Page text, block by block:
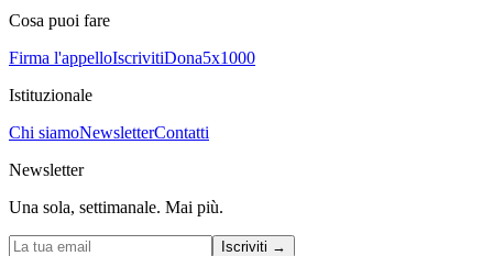
Cosa puoi fare
Firma l'appelloIscrivitiDona5x1000
Istituzionale
Chi siamoNewsletterContatti
Newsletter
Una sola, settimanale. Mai più.
Iscriviti →